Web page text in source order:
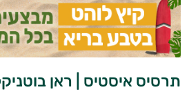
תרסיס איסטיס | ראן